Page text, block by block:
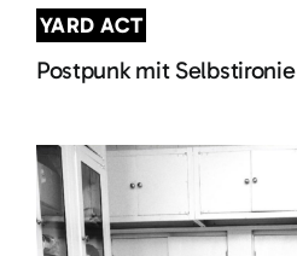
YARD ACT
Postpunk mit Selbstironie